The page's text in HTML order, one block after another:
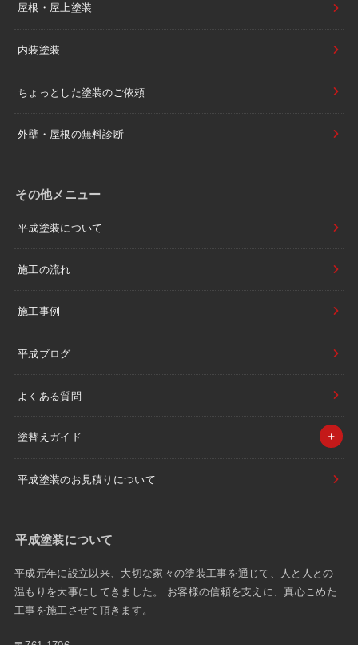
屋根・屋上塗装
内装塗装
ちょっとした塗装のご依頼
外壁・屋根の無料診断
その他メニュー
平成塗装について
施工の流れ
施工事例
平成ブログ
よくある質問
塗替えガイド
平成塗装のお見積りについて
平成塗装について
平成元年に設立以来、大切な家々の塗装工事を通じて、人と人との
温もりを大事にしてきました。 お客様の信頼を支えに、真心こめた
工事を施工させて頂きます。